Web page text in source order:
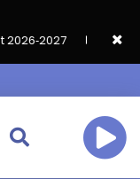
Grand café de